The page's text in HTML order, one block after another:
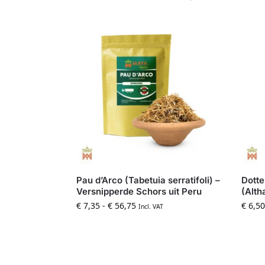
Pau d’Arco (Tabetuia serratifoli) –
Versnipperde Schors uit Peru
€7,35 - €56,75 Incl. VAT
€6,50